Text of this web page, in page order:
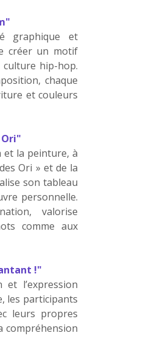
graphique et
créer un motif
hip-hop.
chaque
et couleurs
et la peinture, à
Ori » et de la
son tableau
personnelle.
valorise
comme aux
!"
l’expression
les participants
leurs propres
compréhension